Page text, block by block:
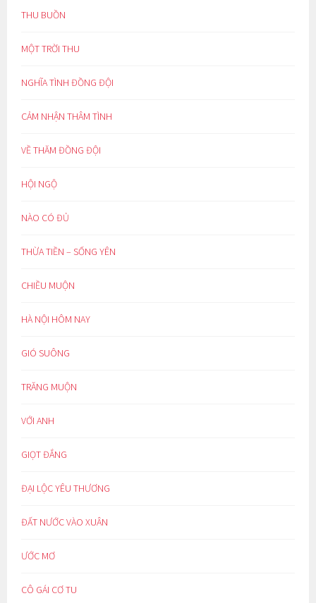
THU BUỒN
MỘT TRỜI THU
NGHĨA TÌNH ĐỒNG ĐỘI
CẢM NHẬN THÂM TÌNH
VỀ THĂM ĐỒNG ĐỘI
HỘI NGỘ
NÀO CÓ ĐỦ
THỪA TIỀN – SỐNG YÊN
CHIỀU MUỘN
HÀ NỘI HÔM NAY
GIÓ SUÔNG
TRĂNG MUỘN
VỚI ANH
GIỌT ĐẮNG
ĐẠI LỘC YÊU THƯƠNG
ĐẤT NƯỚC VÀO XUÂN
ƯỚC MƠ
CÔ GÁI CƠ TU